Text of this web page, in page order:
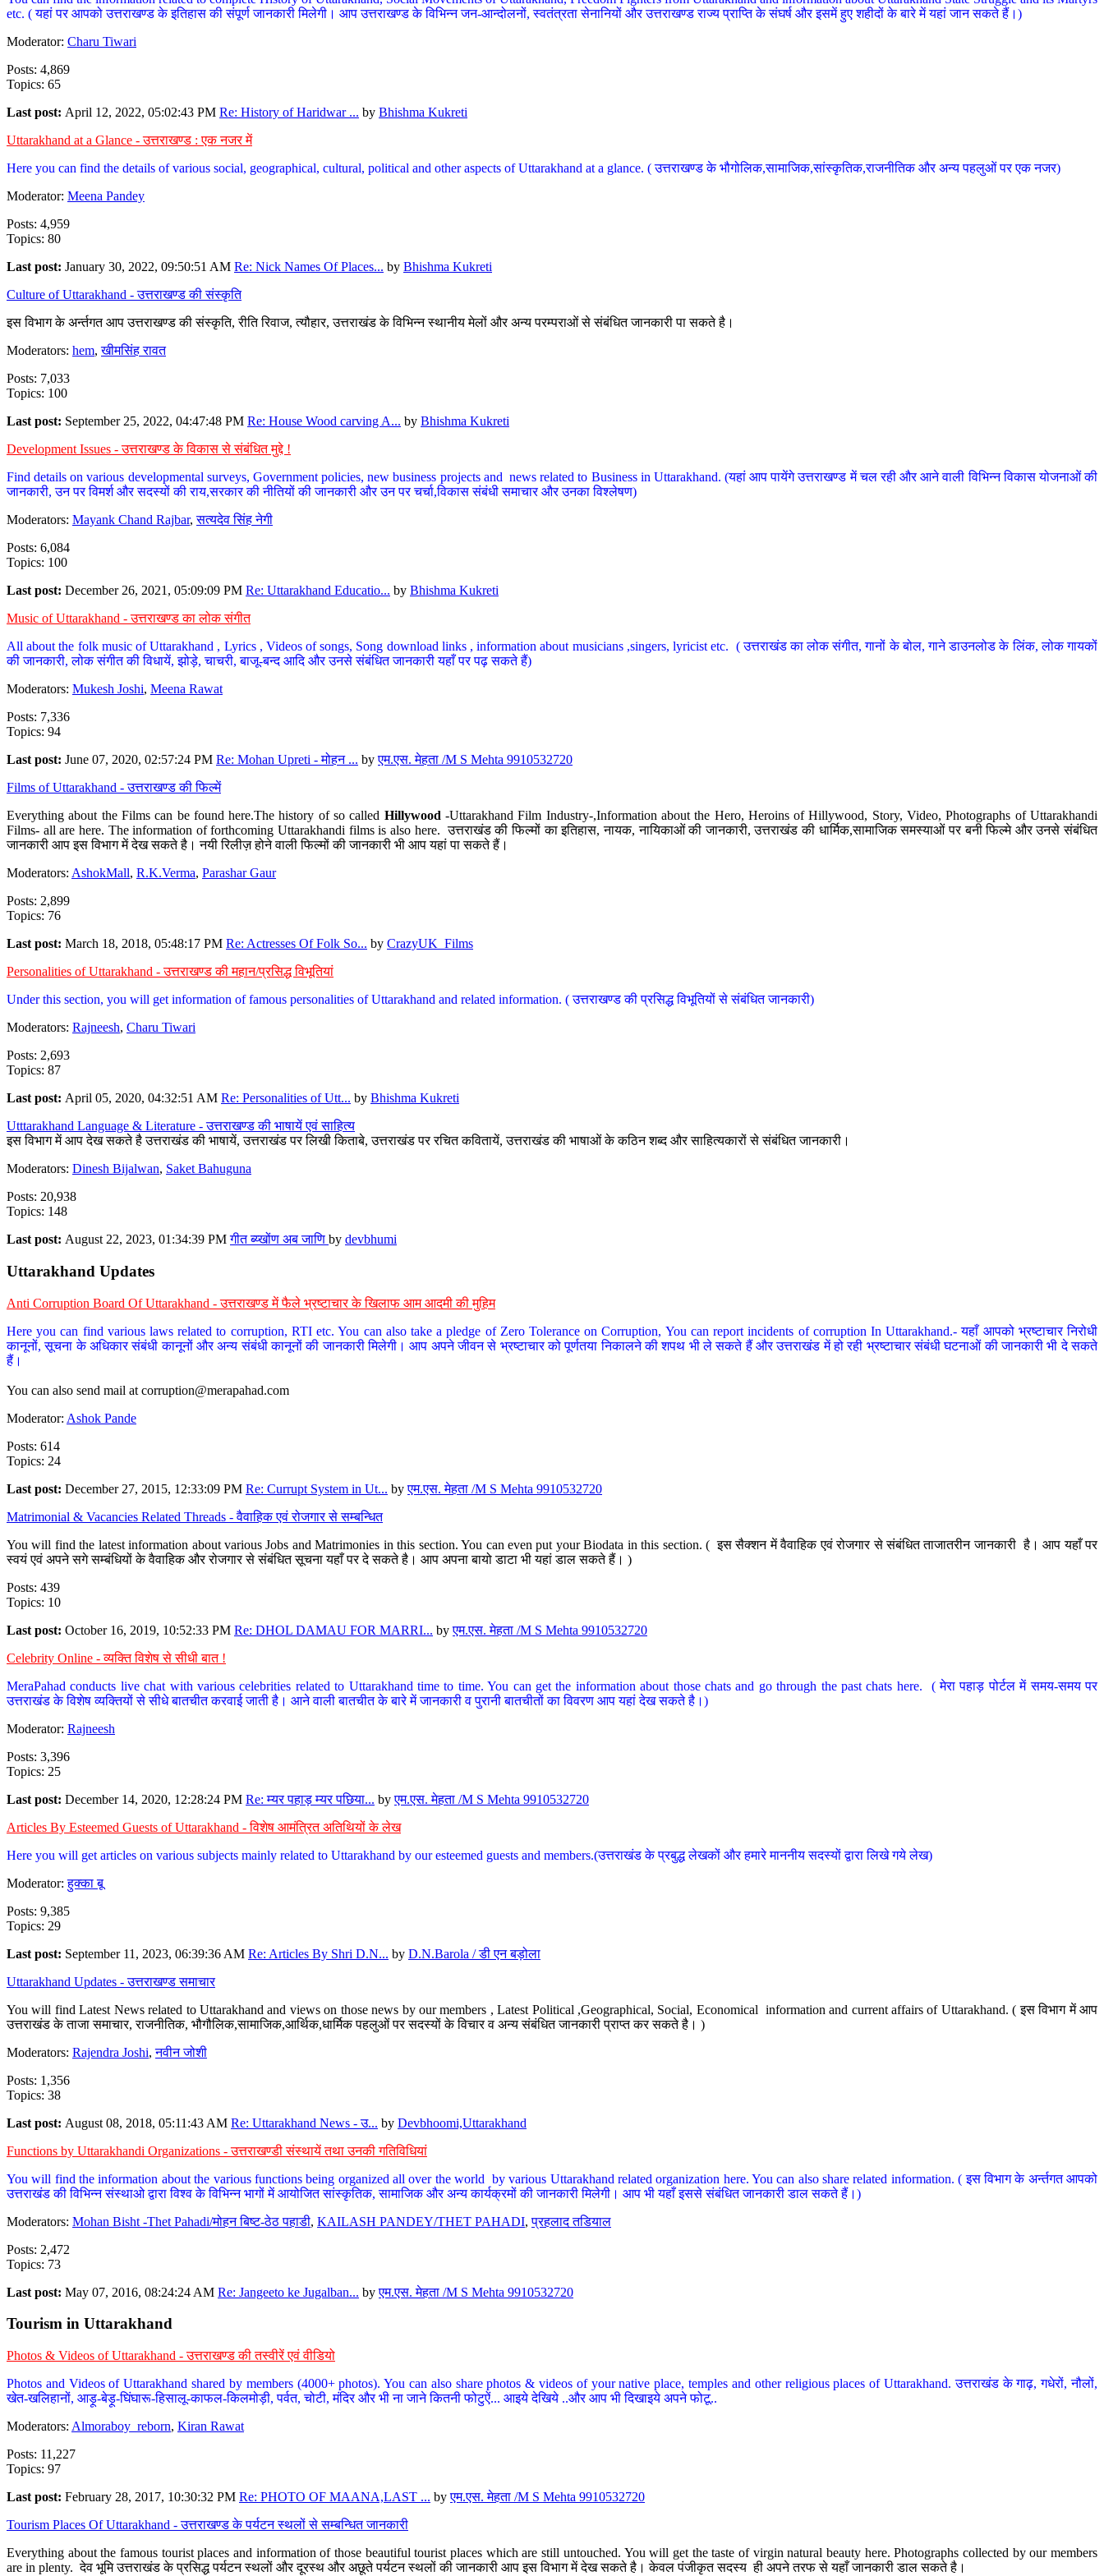
etc. ( यहां पर आपको उत्तराखण्ड के इतिहास की संपूर्ण जानकारी मिलेगी। आप उत्तराखण्ड के विभिन्न जन-आन्दोलनों, स्वतंत्रता सेनानियों और उत्तराखण्ड राज्य प्राप्ति के संघर्ष और इसमें हुए शहीदों के बारे में यहां जान सकते हैं।)
Moderator: Charu Tiwari
Posts: 4,869
Topics: 65
Last post: April 12, 2022, 05:02:43 PM Re: History of Haridwar ... by Bhishma Kukreti
Uttarakhand at a Glance - उत्तराखण्ड : एक नजर में
Here you can find the details of various social, geographical, cultural, political and other aspects of Uttarakhand at a glance. ( उत्तराखण्ड के भौगोलिक,सामाजिक,सांस्कृतिक,राजनीतिक और अन्य पहलुओं पर एक नजर)
Moderator: Meena Pandey
Posts: 4,959
Topics: 80
Last post: January 30, 2022, 09:50:51 AM Re: Nick Names Of Places... by Bhishma Kukreti
Culture of Uttarakhand - उत्तराखण्ड की संस्कृति
इस विभाग के अर्न्तगत आप उत्तराखण्ड की संस्कृति, रीति रिवाज, त्यौहार, उत्तराखंड के विभिन्न स्थानीय मेलों और अन्य परम्पराओं से संबंधित जानकारी पा सकते है।
Moderators: hem,खीमसिंह रावत
Posts: 7,033
Topics: 100
Last post: September 25, 2022, 04:47:48 PM Re: House Wood carving A... by Bhishma Kukreti
Development Issues - उत्तराखण्ड के विकास से संबंधित मुद्दे !
Find details on various developmental surveys, Government policies, new business projects and news related to Business in Uttarakhand. (यहां आप पायेंगे उत्तराखण्ड में चल रही और आने वाली विभिन्न विकास योजनाओं की
जानकारी, उन पर विमर्श और सदस्यों की राय,सरकार की नीतियों की जानकारी और उन पर चर्चा,विकास संबंधी समाचार और उनका विश्लेषण)
Moderators: Mayank Chand Rajbar,सत्यदेव सिंह नेगी
Posts: 6,084
Topics: 100
Last post: December 26, 2021, 05:09:09 PM Re: Uttarakhand Educatio... by Bhishma Kukreti
Music of Uttarakhand - उत्तराखण्ड का लोक संगीत
All about the folk music of Uttarakhand , Lyrics , Videos of songs, Song download links , information about musicians ,singers, lyricist etc. ( उत्तराखंड का लोक संगीत, गानों के बोल, गाने डाउनलोड के लिंक, लोक गायकों
की जानकारी, लोक संगीत की विधायें, झोड़े, चाचरी, बाजू-बन्द आदि और उनसे संबंधित जानकारी यहाँ पर पढ़ सकते हैं)
Moderators: Mukesh Joshi, Meena Rawat
Posts: 7,336
Topics: 94
Last post: June 07, 2020, 02:57:24 PM Re: Mohan Upreti - मोहन ... byएम.एस. मेहता /M S Mehta 9910532720
Films of Uttarakhand - उत्तराखण्ड की फिल्में
Everything about the Films can be found here.The history of so called Hillywood-Uttarakhand Film Industry-,Information about the Hero, Heroins of Hillywood, Story, Video, Photographs of Uttarakhandi
Films- all are here. The information of forthcoming Uttarakhandi films is also here. उत्तराखंड की फिल्मों का इतिहास, नायक, नायिकाओं की जानकारी, उत्तराखंड की धार्मिक,सामाजिक समस्याओं पर बनी फिल्मे और उनसे संबंधित
जानकारी आप इस विभाग में देख सकते है। नयी रिलीज़ होने वाली फिल्मों की जानकारी भी आप यहां पा सकते हैं।
Moderators: AshokMall, R.K.Verma, Parashar Gaur
Posts: 2,899
Topics: 76
Last post: March 18, 2018, 05:48:17 PM Re: Actresses Of Folk So... by CrazyUK_Films
Personalities of Uttarakhand - उत्तराखण्ड की महान/प्रसिद्ध विभूतियां
Under this section, you will get information of famous personalities of Uttarakhand and related information. ( उत्तराखण्ड की प्रसिद्ध विभूतियों से संबंधित जानकारी)
Moderators: Rajneesh, Charu Tiwari
Posts: 2,693
Topics: 87
Last post: April 05, 2020, 04:32:51 AM Re: Personalities of Utt... by Bhishma Kukreti
Utttarakhand Language & Literature - उत्तराखण्ड की भाषायें एवं साहित्य
इस विभाग में आप देख सकते है उत्तराखंड की भाषायें, उत्तराखंड पर लिखी किताबे, उत्तराखंड पर रचित कवितायें, उत्तराखंड की भाषाओं के कठिन शब्द और साहित्यकारों से संबंधित जानकारी।
Moderators: Dinesh Bijalwan, Saket Bahuguna
Posts: 20,938
Topics: 148
Last post: August 22, 2023, 01:34:39 PMगीत ब्य्खोंण अब जाणि by devbhumi
Uttarakhand Updates
Anti Corruption Board Of Uttarakhand - उत्तराखण्ड में फैले भ्रष्टाचार के खिलाफ आम आदमी की मुहिम
Here you can find various laws related to corruption, RTI etc. You can also take a pledge of Zero Tolerance on Corruption, You can report incidents of corruption In Uttarakhand.- यहाँ आपको भ्रष्टाचार निरोधी
कानूनों, सूचना के अधिकार संबंधी कानूनों और अन्य संबंधी कानूनों की जानकारी मिलेगी। आप अपने जीवन से भ्रष्टाचार को पूर्णतया निकालने की शपथ भी ले सकते हैं और उत्तराखंड में हो रही भ्रष्टाचार संबंधी घटनाओं की जानकारी भी दे सकते
हैं।
You can also send mail at corruption@merapahad.com
Moderator: Ashok Pande
Posts: 614
Topics: 24
Last post: December 27, 2015, 12:33:09 PM Re: Currupt System in Ut... byएम.एस. मेहता /M S Mehta 9910532720
Matrimonial & Vacancies Related Threads - वैवाहिक एवं रोजगार से सम्बन्धित
You will find the latest information about various Jobs and Matrimonies in this section. You can even put your Biodata in this section. ( इस सैक्शन में वैवाहिक एवं रोजगार से संबंधित ताजातरीन जानकारी है। आप यहाँ पर
स्वयं एवं अपने सगे सम्बंधियों के वैवाहिक और रोजगार से संबंधित सूचना यहाँ पर दे सकते है। आप अपना बायो डाटा भी यहां डाल सकते हैं। )
Posts: 439
Topics: 10
Last post: October 16, 2019, 10:52:33 PM Re: DHOL DAMAU FOR MARRI... byएम.एस. मेहता /M S Mehta 9910532720
Celebrity Online - व्यक्ति विशेष से सीधी बात !
MeraPahad conducts live chat with various celebrities related to Uttarakhand time to time. You can get the information about those chats and go through the past chats here. ( मेरा पहाड़ पोर्टल में समय-समय पर
उत्तराखंड के विशेष व्यक्तियों से सीधे बातचीत करवाई जाती है। आने वाली बातचीत के बारे में जानकारी व पुरानी बातचीतों का विवरण आप यहां देख सकते है।)
Moderator: Rajneesh
Posts: 3,396
Topics: 25
Last post: December 14, 2020, 12:28:24 PM Re: म्यर पहाड़ म्यर पछिया... byएम.एस. मेहता /M S Mehta 9910532720
Articles By Esteemed Guests of Uttarakhand - विशेष आमंत्रित अतिथियों के लेख
Here you will get articles on various subjects mainly related to Uttarakhand by our esteemed guests and members.(उत्तराखंड के प्रबुद्ध लेखकों और हमारे माननीय सदस्यों द्वारा लिखे गये लेख)
Moderator:हुक्का बू
Posts: 9,385
Topics: 29
Last post: September 11, 2023, 06:39:36 AM Re: Articles By Shri D.N... by D.N.Barola / डी एन बड़ोला
Uttarakhand Updates - उत्तराखण्ड समाचार
You will find Latest News related to Uttarakhand and views on those news by our members , Latest Political ,Geographical, Social, Economical information and current affairs of Uttarakhand. ( इस विभाग में आप
उत्तराखंड के ताजा समाचार, राजनीतिक, भौगौलिक,सामाजिक,आर्थिक,धार्मिक पहलुओं पर सदस्यों के विचार व अन्य संबंधित जानकारी प्राप्त कर सकते है। )
Moderators: Rajendra Joshi,नवीन जोशी
Posts: 1,356
Topics: 38
Last post: August 08, 2018, 05:11:43 AM Re: Uttarakhand News - उ... by Devbhoomi,Uttarakhand
Functions by Uttarakhandi Organizations - उत्तराखण्डी संस्थायें तथा उनकी गतिविधियां
You will find the information about the various functions being organized all over the world by various Uttarakhand related organization here. You can also share related information. ( इस विभाग के अर्न्तगत आपको
उत्तराखंड की विभिन्न संस्थाओ द्वारा विश्व के विभिन्न भागों में आयोजित सांस्कृतिक, सामाजिक और अन्य कार्यक्रमों की जानकारी मिलेगी। आप भी यहाँ इससे संबंधित जानकारी डाल सकते हैं।)
Moderators: Mohan Bisht -Thet Pahadi/मोहन बिष्ट-ठेठ पहाडी, KAILASH PANDEY/THET PAHADI,प्रहलाद तडियाल
Posts: 2,472
Topics: 73
Last post: May 07, 2016, 08:24:24 AM Re: Jangeeto ke Jugalban... byएम.एस. मेहता /M S Mehta 9910532720
Tourism in Uttarakhand
Photos & Videos of Uttarakhand - उत्तराखण्ड की तस्वीरें एवं वीडियो
Photos and Videos of Uttarakhand shared by members (4000+ photos). You can also share photos & videos of your native place, temples and other religious places of Uttarakhand. उत्तराखंड के गाढ़, गधेरों, नौलों,
खेत-खलिहानों, आड़ू-बेड़ू-घिंघारू-हिसालू-काफल-किलमोड़ी, पर्वत, चोटी, मंदिर और भी ना जाने कितनी फोटुऐं... आइये देखिये ..और आप भी दिखाइये अपने फोटू..
Moderators: Almoraboy_reborn, Kiran Rawat
Posts: 11,227
Topics: 97
Last post: February 28, 2017, 10:30:32 PM Re: PHOTO OF MAANA,LAST ... byएम.एस. मेहता /M S Mehta 9910532720
Tourism Places Of Uttarakhand - उत्तराखण्ड के पर्यटन स्थलों से सम्बन्धित जानकारी
Everything about the famous tourist places and information of those beautiful tourist places which are still untouched. You will get the taste of virgin natural beauty here. Photographs collected by our members
are in plenty. देव भूमि उत्तराखंड के प्रसिद्ध पर्यटन स्थलों और दूरस्थ और अछूते पर्यटन स्थलों की जानकारी आप इस विभाग में देख सकते है। केवल पंजीकृत सदस्य ही अपने तरफ से यहाँ जानकारी डाल सकते है।